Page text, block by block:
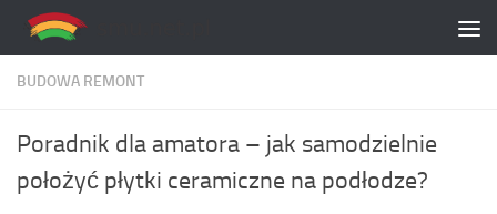
Skip to content
BUDOWA REMONT
Poradnik dla amatora – jak samodzielnie
położyć płytki ceramiczne na podłodze?